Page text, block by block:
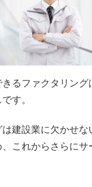
るファクタリング
す。
は建設業に欠かせ
これからさらに